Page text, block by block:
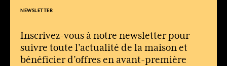
NEWSLETTER
Inscrivez-vous à notre newsletter pour
suivre toute l'actualité de la maison et
bénéficier d’offres en avant-première